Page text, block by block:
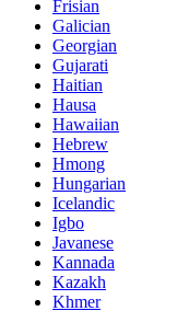
Frisian
Galician
Georgian
Gujarati
Haitian
Hausa
Hawaiian
Hebrew
Hmong
Hungarian
Icelandic
Igbo
Javanese
Kannada
Kazakh
Khmer